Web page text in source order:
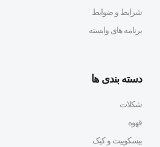
شرایط و ضوابط
برنامه های وابسته
دسته بندی ها
شکلات
قهوه
بیسکوییت و کیک